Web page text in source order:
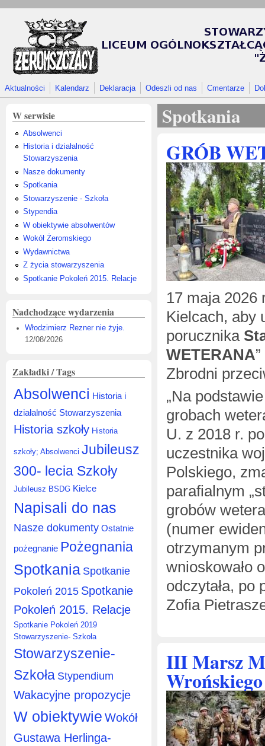
Aktualności Kalendarz Deklaracja Odeszli od nas Cmentarze
W serwisie
Absolwenci
Historia i działalność
Stowarzyszenia
Nasze dokumenty
Spotkania
Stowarzyszenie - Szkoła
Stypendia
W obiektywie absolwentów
Wokół Żeromskiego
Wydawnictwa
Z życia stowarzyszenia
Spotkanie Pokoleń 2015. Relacje
Nadchodzące wydarzenia
Włodzimierz Rezner nie żyje.
12/08/2026
Zakładki / Tags
Absolwenci Historia i
działalność Stowarzyszenia
Historia szkoły Historia
szkoły; Absolwenci Jubileusz
300- lecia Szkoły
Jubileusz BSDG Kielce
Napisali do nas
Nasze dokumenty Ostatnie
pożegnanie Pożegnania
Spotkania Spotkanie
Pokoleń 2015 Spotkanie
Pokoleń 2015. Relacje
Spotkanie Pokoleń 2019
Stowarzyszenie- Szkoła
Stowarzyszenie-
Szkoła Stypendium
Wakacyjne propozycje
W obiektywie Wokół
Gustawa Herlinga-
Spotkania
GRÓB
17 maja 2026
Kielcach, aby
porucznika
WETERANA
Zbrodni
„Na
grobach
U. z 2018 r.
uczestnika
Polskiego,
parafialnym
grobów
(numer
otrzymanym
wnioskowało
odczytała, po
Zofia
III Marsz
Wrońskiego